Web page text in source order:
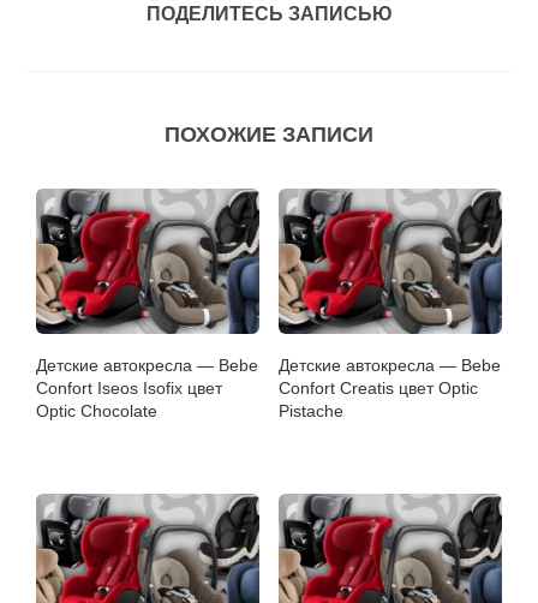
ПОДЕЛИТЕСЬ ЗАПИСЬЮ
ПОХОЖИЕ ЗАПИСИ
Детские автокресла — Bebe
Confort Iseos Isofix цвет
Optic Chocolate
Детские автокресла — Bebe
Confort Creatis цвет Optic
Pistache